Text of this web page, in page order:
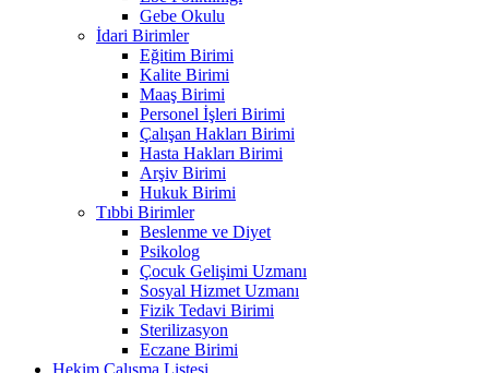
Gebe Okulu
İdari Birimler
Eğitim Birimi
Kalite Birimi
Maaş Birimi
Personel İşleri Birimi
Çalışan Hakları Birimi
Hasta Hakları Birimi
Arşiv Birimi
Hukuk Birimi
Tıbbi Birimler
Beslenme ve Diyet
Psikolog
Çocuk Gelişimi Uzmanı
Sosyal Hizmet Uzmanı
Fizik Tedavi Birimi
Sterilizasyon
Eczane Birimi
Hekim Çalışma Listesi